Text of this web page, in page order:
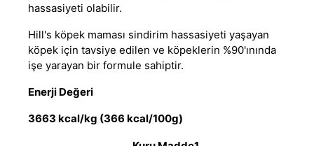
hassasiyeti olabilir.
Hill's köpek maması sindirim hassasiyeti yaşayan
köpek için tavsiye edilen ve köpeklerin %90'ınında
işe yarayan bir formule sahiptir.
Enerji Değeri
3663 kcal/kg (366 kcal/100g)